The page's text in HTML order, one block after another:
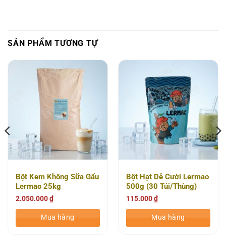
SẢN PHẨM TƯƠNG TỰ
Bột Kem Không Sữa Gấu
Lermao 25kg
2.050.000₫
Mua hàng
Bột Hạt Dẻ Cười Lermao
500g (30 Túi/Thùng)
115.000₫
Mua hàng